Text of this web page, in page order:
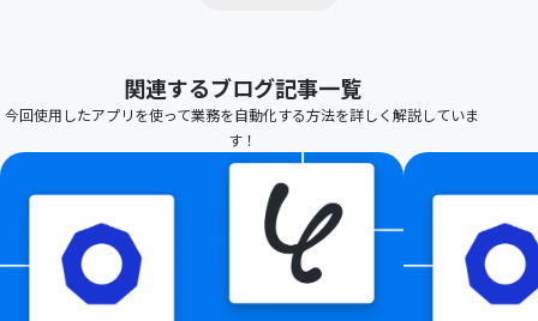
関連するブログ記事一覧
今回使用したアプリを使って業務を自動化する方法を詳しく解説していま
す！